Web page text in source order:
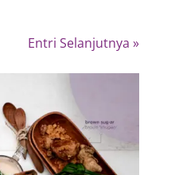
Entri Selanjutnya »